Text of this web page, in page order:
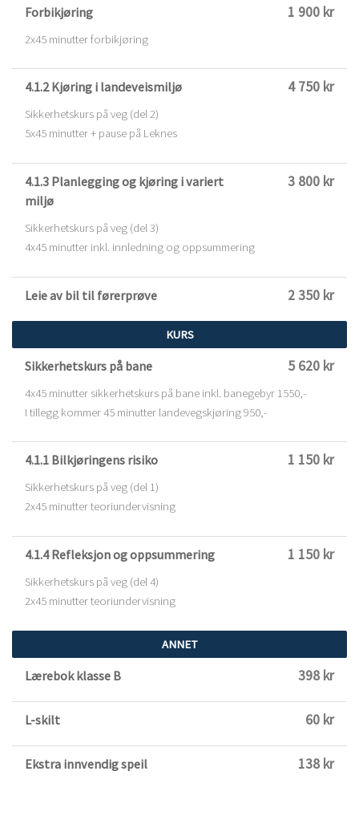
Forbikjøring
2x45 minutter forbikjøring
1 900 kr
4.1.2 Kjøring i landeveismiljø
Sikkerhetskurs på veg (del 2)
5x45 minutter + pause på Leknes
4 750 kr
4.1.3 Planlegging og kjøring i variert
miljø
Sikkerhetskurs på veg (del 3)
4x45 minutter inkl. innledning og oppsummering
3 800 kr
Leie av bil til førerprøve 2 350 kr
KURS
Sikkerhetskurs på bane
4x45 minutter sikkerhetskurs på bane inkl. banegebyr 1550,-
I tillegg kommer 45 minutter landevegskjøring 950,-
5 620 kr
4.1.1 Bilkjøringens risiko
Sikkerhetskurs på veg (del 1)
2x45 minutter teoriundervisning
1 150 kr
4.1.4 Refleksjon og oppsummering
Sikkerhetskurs på veg (del 4)
2x45 minutter teoriundervisning
1 150 kr
ANNET
Lærebok klasse B 398 kr
L-skilt 60 kr
Ekstra innvendig speil 138 kr